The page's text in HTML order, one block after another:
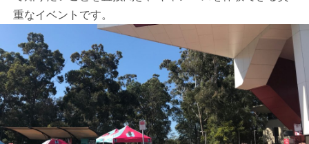
重なイベントです。